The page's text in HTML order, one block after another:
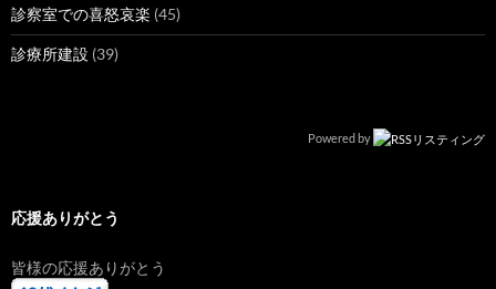
診察室での喜怒哀楽 (45)
診療所建設 (39)
Powered by
応援ありがとう
皆様の応援ありがとう